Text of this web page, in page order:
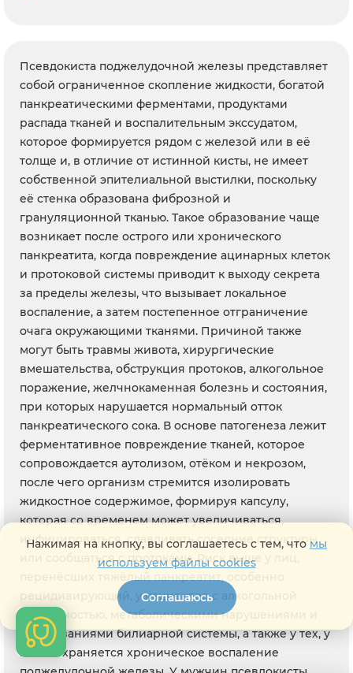
Псевдокиста поджелудочной железы представляет
собой ограниченное скопление жидкости, богатой
панкреатическими ферментами, продуктами
распада тканей и воспалительным экссудатом,
которое формируется рядом с железой или в её
толще и, в отличие от истинной кисты, не имеет
собственной эпителиальной выстилки, поскольку
её стенка образована фиброзной и
грануляционной тканью. Такое образование чаще
возникает после острого или хронического
панкреатита, когда повреждение ацинарных клеток
и протоковой системы приводит к выходу секрета
за пределы железы, что вызывает локальное
воспаление, а затем постепенное отграничение
очага окружающими тканями. Причиной также
могут быть травмы живота, хирургические
вмешательства, обструкция протоков, алкогольное
поражение, желчнокаменная болезнь и состояния,
при которых нарушается нормальный отток
панкреатического сока. В основе патогенеза лежит
ферментативное повреждение тканей, которое
сопровождается аутолизом, отёком и некрозом,
после чего организм стремится изолировать
жидкостное содержимое, формируя капсулу,
которая со временем может увеличиваться,
инфицироваться, сдавливать соседние структуры
или сообщаться с протоками. Риск выше у лиц,
перенёсших тяжёлый панкреатит, особенно
рецидивирующий, у пациентов с алкогольной
зависимостью, метаболическими нарушениями и
заболеваниями билиарной системы, а также у тех, у
кого сохраняется хроническое воспаление
Нажимая на кнопку, вы соглашаетесь с тем, что мы
используем файлы cookies
Соглашаюсь